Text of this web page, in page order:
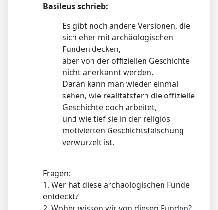
Basileus schrieb:
Es gibt noch andere Versionen, die
sich eher mit archäologischen
Funden decken,
aber von der offiziellen Geschichte
nicht anerkannt werden.
Daran kann man wieder einmal
sehen, wie realitätsfern die offizielle
Geschichte doch arbeitet,
und wie tief sie in der religiös
motivierten Geschichtsfälschung
verwurzelt ist.
Fragen:
1. Wer hat diese archäologischen Funde
entdeckt?
2. Woher wissen wir von diesen Funden?